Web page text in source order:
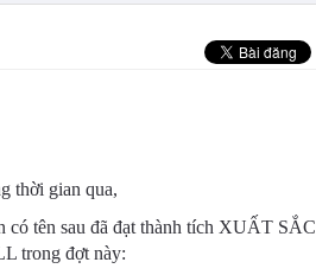
thời gian qua,
có tên sau đã đạt thành tích XUẤT SẮC
trong đợt này: